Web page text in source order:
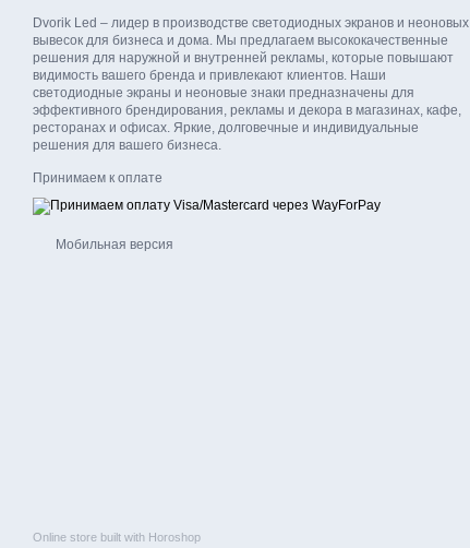
Dvorik Led – лидер в производстве светодиодных экранов и неоновых
вывесок для бизнеса и дома. Мы предлагаем высококачественные
решения для наружной и внутренней рекламы, которые повышают
видимость вашего бренда и привлекают клиентов. Наши
светодиодные экраны и неоновые знаки предназначены для
эффективного брендирования, рекламы и декора в магазинах, кафе,
ресторанах и офисах. Яркие, долговечные и индивидуальные
решения для вашего бизнеса.
Принимаем к оплате
Мобильная версия
Online store built with Horoshop